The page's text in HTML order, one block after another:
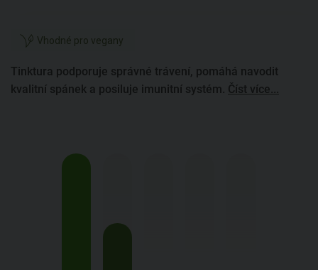
Vhodné pro vegany
Tinktura podporuje správné trávení, pomáhá navodit
kvalitní spánek a posiluje imunitní systém. Číst více...